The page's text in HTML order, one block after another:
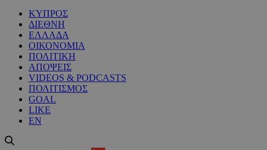
ΚΥΠΡΟΣ
ΔΙΕΘΝΗ
ΕΛΛΑΔΑ
ΟΙΚΟΝΟΜΙΑ
ΠΟΛΙΤΙΚΗ
ΑΠΟΨΕΙΣ
VIDEOS & PODCASTS
ΠΟΛΙΤΙΣΜΟΣ
GOAL
LIKE
EN